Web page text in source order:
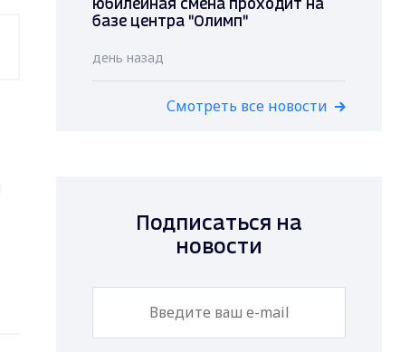
юбилейная смена проходит на
базе центра "Олимп"
день назад
Смотреть все новости
Подписаться на
новости